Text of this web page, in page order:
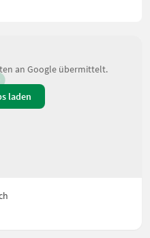
an Google übermittelt.
laden